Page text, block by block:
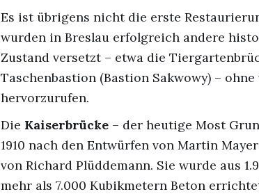
Es ist übrigens nicht die erste
wurden in Breslau erfolgreich andere
Zustand versetzt – etwa die
Taschenbastion (Bastion Sakwowy) –
hervorzurufen.
Die Kaiserbrücke – der heutige Most
1910 nach den Entwürfen von Martin
von Richard Plüddemann. Sie wurde aus
mehr als 7.000 Kubikmetern Beton